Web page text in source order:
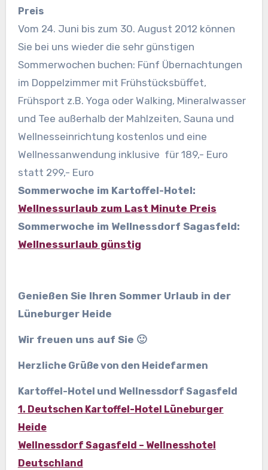
Preis
Vom 24. Juni bis zum 30. August 2012 können
Sie bei uns wieder die sehr günstigen
Sommerwochen buchen: Fünf Übernachtungen
im Doppelzimmer mit Frühstücksbüffet,
Frühsport z.B. Yoga oder Walking, Mineralwasser
und Tee außerhalb der Mahlzeiten, Sauna und
Wellnesseinrichtung kostenlos und eine
Wellnessanwendung inklusive für 189,- Euro
statt 299,- Euro
Sommerwoche im Kartoffel-Hotel:
Wellnessurlaub zum Last Minute Preis
Sommerwoche im Wellnessdorf Sagasfeld:
Wellnessurlaub günstig
Genießen Sie Ihren Sommer Urlaub in der
Lüneburger Heide
Wir freuen uns auf Sie 🙂
Herzliche Grüße von den Heidefarmen
Kartoffel-Hotel und Wellnessdorf Sagasfeld
1. Deutschen Kartoffel-Hotel Lüneburger
Heide
Wellnessdorf Sagasfeld – Wellnesshotel
Deutschland